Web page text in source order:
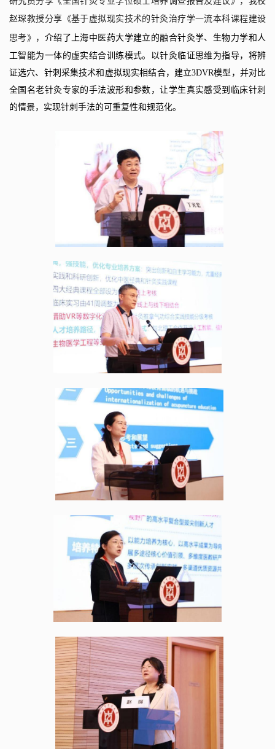
赵琛教授分享《基于虚拟现实技术的针灸治疗学一流本科课程建设
思考》 ， 介绍了上海中医药大学建立的融合针灸学、生物力学和人
工智能为一体的虚实结合训练模式。以针灸临证思维为指导，将辨
证选穴、针刺采集技术和虚拟现实相结合，建立3DVR模型，并对比
全国名老针灸专家的手法波形和参数，让学生真实感受到临床针刺
的情景，实现针刺手法的可重复性和规范化。